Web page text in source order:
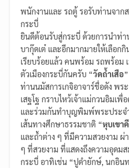
พนักงานและ รถตู้ รอรับท่านจาก
กระบี่
ยินดีต้อนรับสู่กระบี่ ด้วยการนำท่
บากุ๊ดเต๋ และอีกมากมายให้เลือก
เรียบร้อยแล้ว คนพร้อม รถพร้อม
ตัวเมืองกระบี่กันครับ “วัดถ้ำเสือ
ท่านนมัสการเกจิอาจาร์ชื่อดัง พร
เสฐโฐ กราบไหว้เจ้าแม่กวนอิมเพื่
และร่วมกันทำบุญพิมพ์พระประจ
เส้นทางศึกษาธรรมชาติ “หุบเขา
และถ้ำต่าง ๆ ที่มีความสวยงาม ผ่
ๆ ที่สวยงาม ที่แสดงถึงความอุดม
กระบี่ อาทิเช่น “ปูดำยักษ์, นกอิน